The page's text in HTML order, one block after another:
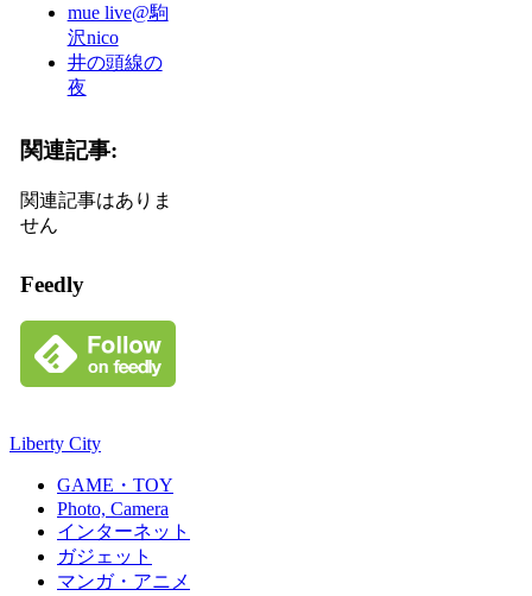
mue live@駒
沢nico
井の頭線の
夜
関連記事:
関連記事はありま
せん
Feedly
Liberty City
GAME・TOY
Photo, Camera
インターネット
ガジェット
マンガ・アニメ